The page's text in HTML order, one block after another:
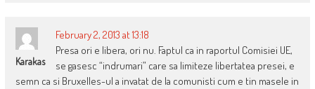
Karakas
February 2, 2013 at 13:18
Presa ori e libera, ori nu. Faptul ca in raportul Comisiei UE,
se gasesc “indrumari” care sa limiteze libertatea presei, e
semn ca si Bruxelles-ul a invatat de la comunisti cum e tin masele in